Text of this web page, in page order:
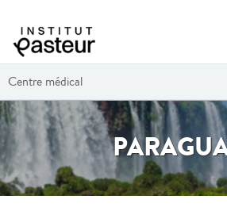
Centre médical